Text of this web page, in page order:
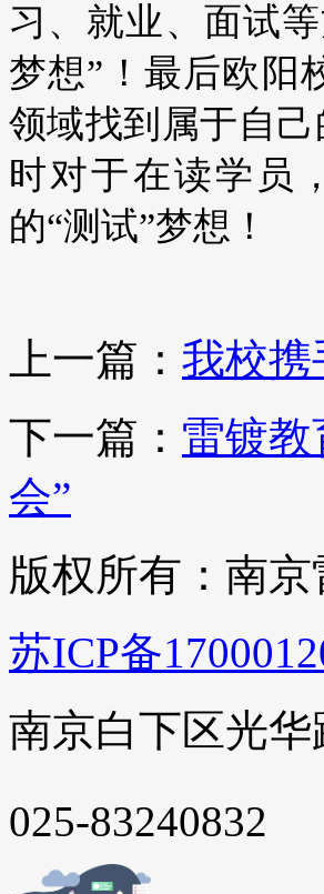
习、就业、面试
梦想”！最后欧阳
领域找到属于自
时对于在读学员
的“测试”梦想！
上一篇： 我校携
下一篇： 雷镀教
会”
版权所有：南
苏ICP备
南京白下区光
025-83240832